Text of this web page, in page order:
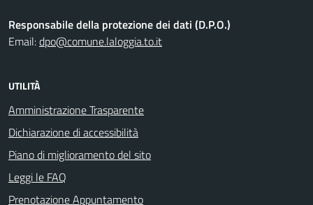
Responsabile della protezione dei dati (D.P.O.)
Email:dpo@comune.laloggia.to.it
UTILITÀ
Amministrazione Trasparente
Dichiarazione di accessibilità
Piano di miglioramento del sito
Leggi le FAQ
Prenotazione Appuntamento